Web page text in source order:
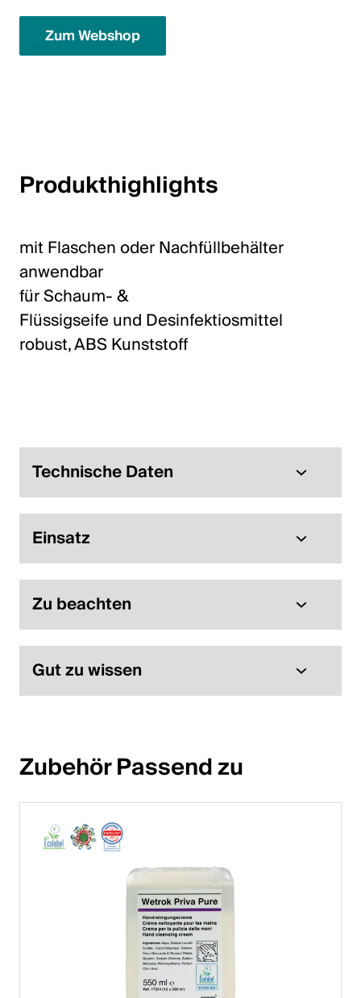
Polski
English
Zum Webshop
Produkthighlights
mit Flaschen oder Nachfüllbehälter
anwendbar
für Schaum- &
Flüssigseife und Desinfektiosmittel
robust, ABS Kunststoff
Technische Daten
Einsatz
Zu beachten
Gut zu wissen
Zubehör Passend zu